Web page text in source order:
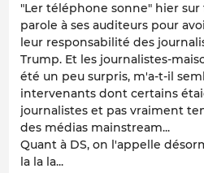
"Ler téléphone sonne" hier
parole à ses auditeurs pour
leur responsabilité des
Trump. Et les journalistes-
été un peu surpris, m'a-t-il
intervenants dont certains
journalistes et pas vraiment
des médias mainstream...
Quant à DS, on l'appelle
la la la...